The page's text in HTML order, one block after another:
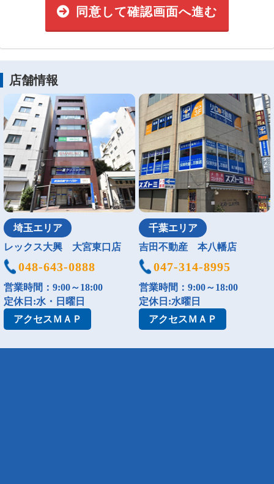
同意して確認画面へ進む
店舗情報
埼玉エリア
レックス大興 大宮東口店
048-643-0888
営業時間：9:00～18:00
定休日:水・日曜日
アクセスＭＡＰ
千葉エリア
吉田不動産 本八幡店
047-314-8995
営業時間：9:00～18:00
定休日:水曜日
アクセスＭＡＰ